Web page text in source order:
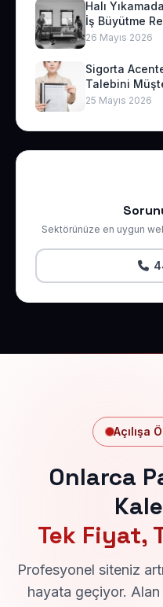
Halı
İş Büyütme
26 Mayıs 2026
Sigorta
Talebini
25 Mayıs 2026
Sektörünüze en uygun
Açılışa
Onlarca
Tek Fiyat,
Profesyonel siteniz
hayata geçiyor.